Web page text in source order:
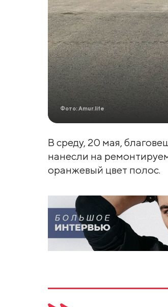
Фото: Amur.life
В среду, 20 мая,
нанесли на
оранжевый цвет полос.